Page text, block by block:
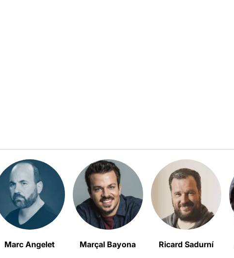
Marc Angelet Marçal Bayona Ricard Sadurní